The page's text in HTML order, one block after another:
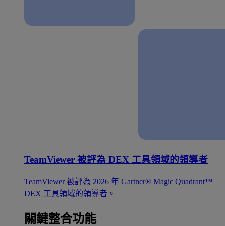
TeamViewer 被評為 DEX 工具領域的領導者
TeamViewer 被評為 2026 年 Gartner® Magic Quadrant™
DEX 工具領域的領導者。
關鍵整合功能